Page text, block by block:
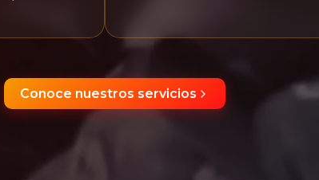
Conoce nuestros servicios